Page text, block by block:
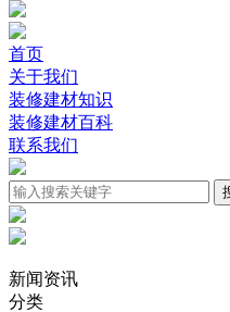
首页
关于我们
装修建材知识
装修建材百科
联系我们
新闻资讯
分类